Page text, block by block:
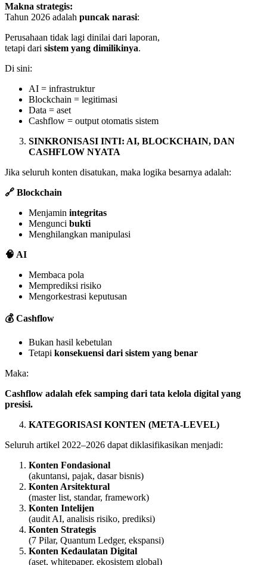
Makna strategis:
Tahun 2026 adalah puncak narasi:
Perusahaan tidak lagi dinilai dari laporan,
tetapi dari sistem yang dimilikinya.
Di sini:
AI = infrastruktur
Blockchain = legitimasi
Data = aset
Cashflow = output otomatis sistem
SINKRONISASI INTI: AI, BLOCKCHAIN, DAN
CASHFLOW NYATA
Jika seluruh konten disatukan, maka logika besarnya adalah:
🔗 Blockchain
Menjamin integritas
Mengunci bukti
Menghilangkan manipulasi
🧠 AI
Membaca pola
Memprediksi risiko
Mengorkestrasi keputusan
💰 Cashflow
Bukan hasil kebetulan
Tetapi konsekuensi dari sistem yang benar
Maka:
Cashflow adalah efek samping dari tata kelola digital yang
presisi.
KATEGORISASI KONTEN (META-LEVEL)
Seluruh artikel 2022–2026 dapat diklasifikasikan menjadi:
Konten Fondasional
(akuntansi, pajak, dasar bisnis)
Konten Arsitektural
(master list, standar, framework)
Konten Intelijen
(audit AI, analisis risiko, prediksi)
Konten Strategis
(7 Pilar, Quantum Ledger, ekspansi)
Konten Kedaulatan Digital
(aset, whitepaper, ekosistem global)